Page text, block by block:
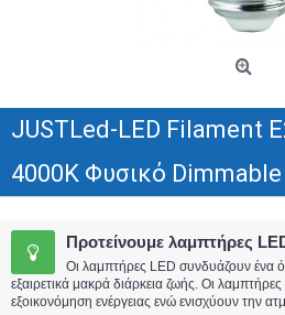
JUSTLed-LED Filament
4000K Φυσικό
Προτείνουμε λαμπτήρες
Οι λαμπτήρες LED συνδυάζουν ένα
εξαιρετικά μακρά διάρκεια ζωής. Οι
εξοικονόμηση ενέργειας ενώ ενισχύουν την